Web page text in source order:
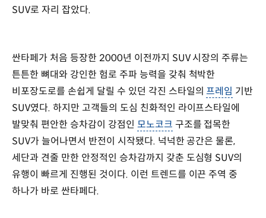
SUV로 자리 잡았다.
싼타페가 처음 등장한 2000년 이전까지 SUV 시장의 주류는
튼튼한 뼈대와 강인한 험로 주파 능력을 갖춰 척박한
비포장도로를 손쉽게 달릴 수 있던 각진 스타일의프레임 기반
SUV였다. 하지만 고객들의 도심 친화적인 라이프스타일에
발맞춰 편안한 승차감이 강점인 모노코크 구조를 접목한
SUV가 늘어나면서 반전이 시작됐다. 넉넉한 공간은 물론,
세단과 견줄 만한 안정적인 승차감까지 갖춘 도심형 SUV의
유행이 빠르게 진행된 것이다. 이런 트렌드를 이끈 주역 중
하나가 바로 싼타페다.